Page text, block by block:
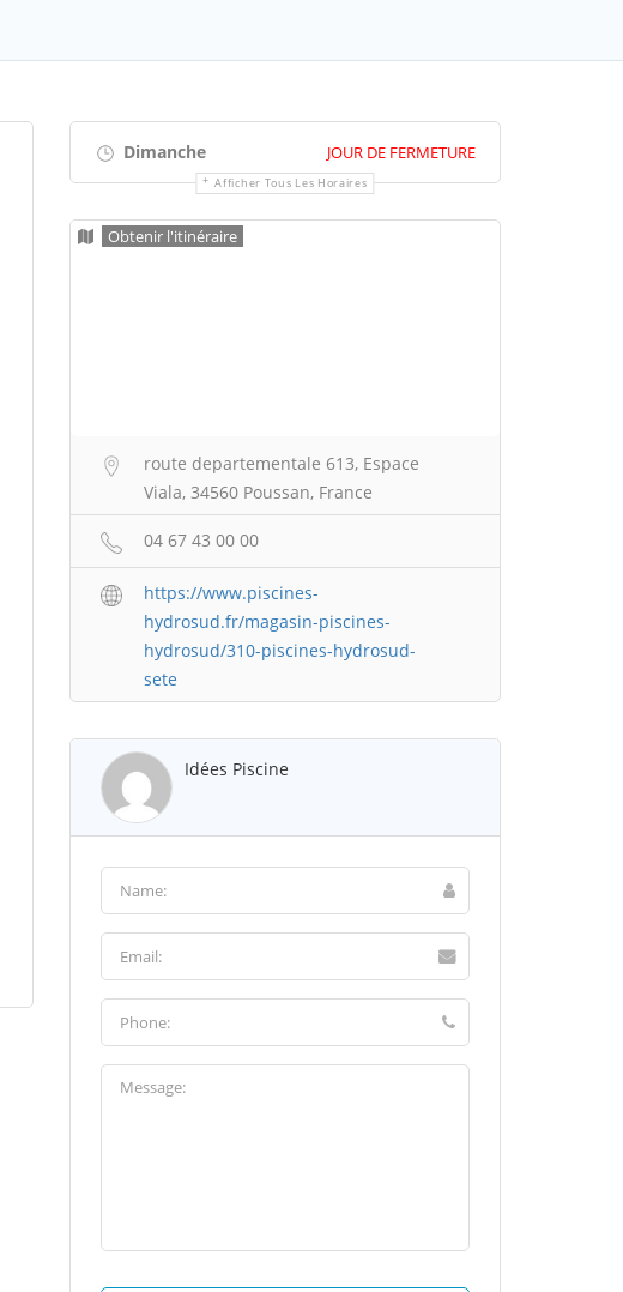
Dimanche JOUR DE FERMETURE
Afficher Tous Les Horaires
Obtenir l'itinéraire
route departementale 613, Espace
Viala, 34560 Poussan, France
04 67 43 00 00
https://www.piscines-
hydrosud.fr/magasin-piscines-
hydrosud/310-piscines-hydrosud-
sete
Idées Piscine